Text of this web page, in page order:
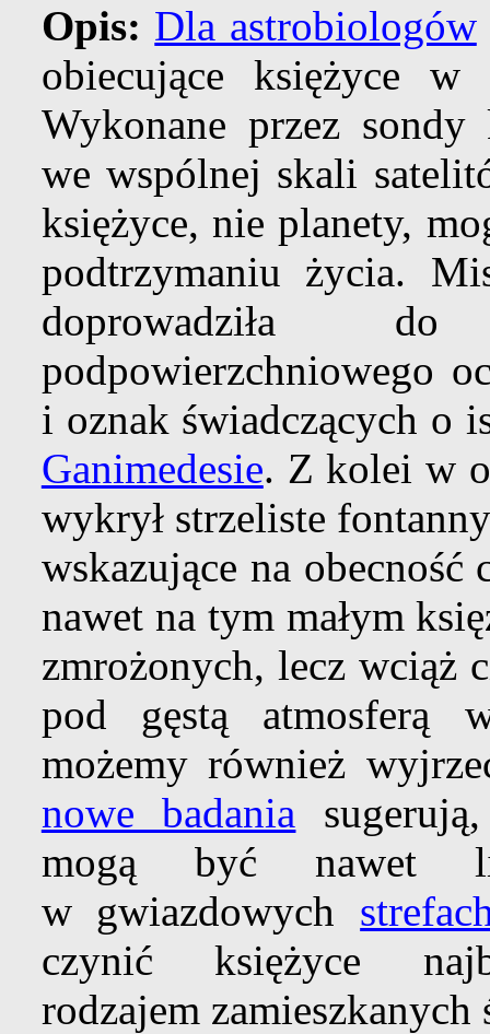
Opis: Dla astrobiologów
obiecujące księżyce w
Wykonane przez sondy
we wspólnej skali
księżyce, nie planety,
podtrzymaniu życia.
doprowadziła
podpowierzchniowego
i oznak świadczących o
Ganimedesie. Z kolei w
wykrył strzeliste
wskazujące na
nawet na tym małym
zmrożonych, lecz wciąż
pod gęstą atmosferą
możemy również
nowe badania
mogą być nawet
w gwiazdowych
czynić księżyce
rodzajem